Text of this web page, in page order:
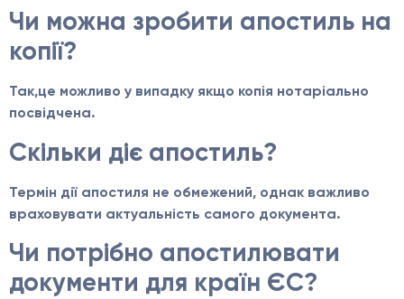
Чи можна зробити апостиль на
копії?
Так,це можливо у випадку якщо копія нотаріально
посвідчена.
Скільки діє апостиль?
Термін дії апостиля не обмежений, однак важливо
враховувати актуальність самого документа.
Чи потрібно апостилювати
документи для країн ЄС?